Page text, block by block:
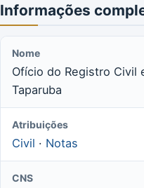
Informações
Nome
Ofício do Registro Civil
Taparuba
Atribuições
Civil · Notas
CNS